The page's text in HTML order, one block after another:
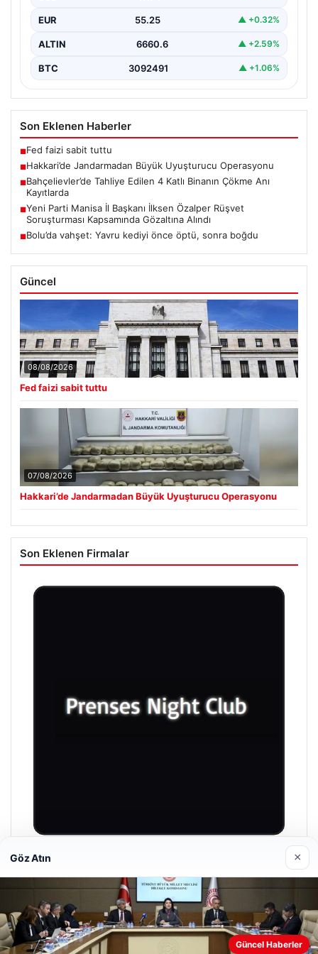
esrar ele geçirildi.…
EUR 55.25 ▲ +0.32%
ALTIN 6660.6 ▲ +2.59%
BTC 3092491 ▲ +1.06%
Son Eklenen Haberler
■Fed faizi sabit tuttu
■Hakkari’de Jandarmadan Büyük Uyuşturucu Operasyonu
■Bahçelievler’de Tahliye Edilen 4 Katlı Binanın Çökme Anı
Kayıtlarda
■Yeni Parti Manisa İl Başkanı İlksen Özalper Rüşvet
Soruşturması Kapsamında Gözaltına Alındı
■Bolu’da vahşet: Yavru kediyi önce öptü, sonra boğdu
Güncel
08/08/2026
Fed faizi sabit tuttu
07/08/2026
Hakkari’de Jandarmadan Büyük Uyuşturucu Operasyonu
Son Eklenen Firmalar
Prenses Night Club
Web sitemizi nasıl kullandığınızı daha iyi anlayabilmek,
Göz Atın ×
Güncel Haberler